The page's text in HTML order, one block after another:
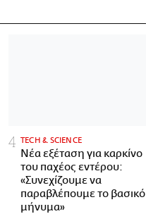
ΤECH & SCIENCE
Νέα εξέταση για καρκίνο
του παχέος εντέρου:
«Συνεχίζουμε να
παραβλέπουμε το βασικό
μήνυμα»